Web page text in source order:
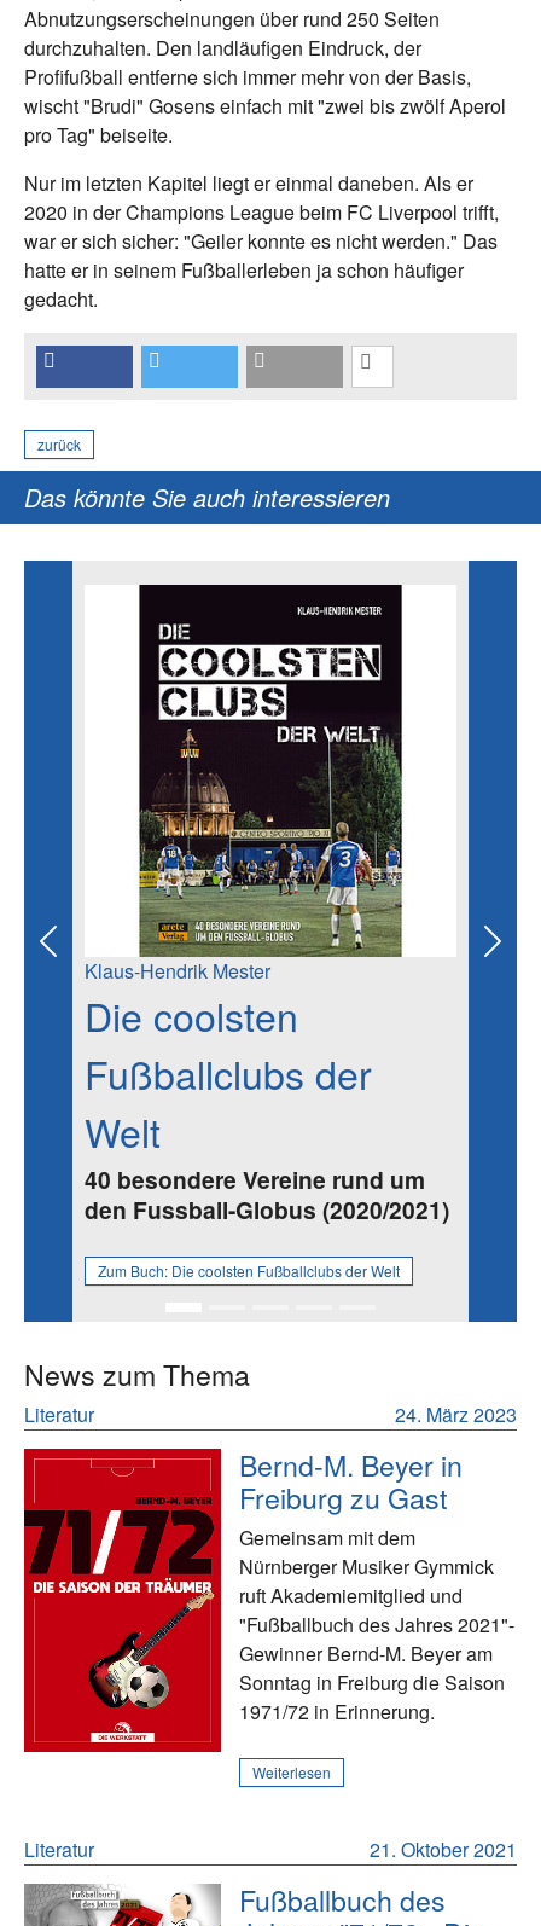
Abnutzungserscheinungen über rund 250 Seiten
durchzuhalten. Den landläufigen Eindruck, der
Profifußball entferne sich immer mehr von der Basis,
wischt "Brudi" Gosens einfach mit "zwei bis zwölf Aperol
pro Tag" beiseite.
Nur im letzten Kapitel liegt er einmal daneben. Als er
2020 in der Champions League beim FC Liverpool trifft,
war er sich sicher: "Geiler konnte es nicht werden." Das
hatte er in seinem Fußballerleben ja schon häufiger
gedacht.
zurück
Das könnte Sie auch interessieren
Klaus-Hendrik Mester
Die coolsten
Fußballclubs der
Welt
40 besondere Vereine rund um
den Fussball-Globus (2020/2021)
Zum Buch: Die coolsten Fußballclubs der Welt
Previous Next
News zum Thema
24. März 2023
Literatur
Bernd-M. Beyer in
Freiburg zu Gast
Gemeinsam mit dem
Nürnberger Musiker Gymmick
ruft Akademiemitglied und
"Fußballbuch des Jahres 2021"-
Gewinner Bernd-M. Beyer am
Sonntag in Freiburg die Saison
1971/72 in Erinnerung.
Weiterlesen
21. Oktober 2021
Literatur
Fußballbuch des